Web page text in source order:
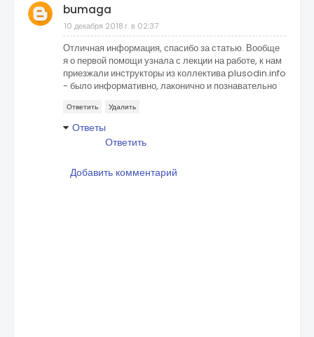
bumaga
10 декабря 2018 г. в 02:37
Отличная информация, спасибо за статью. Вообще
я о первой помощи узнала с лекции на работе, к нам
приезжали инструкторы из коллектива plusodin.info
- было информативно, лаконично и познавательно
Ответить Удалить
Ответы
Ответить
Добавить комментарий